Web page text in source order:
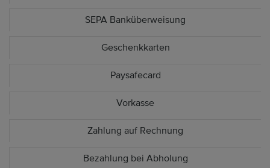
SEPA Banküberweisung
Geschenkkarten
Paysafecard
Vorkasse
Zahlung auf Rechnung
Bezahlung bei Abholung